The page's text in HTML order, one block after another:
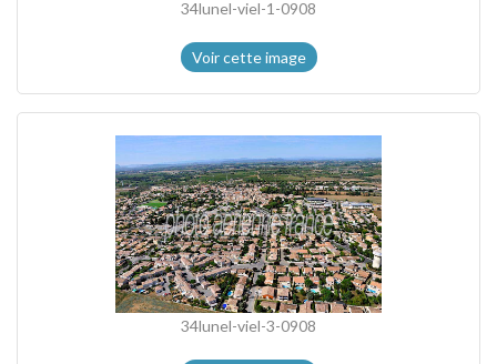
34lunel-viel-1-0908
Voir cette image
34lunel-viel-3-0908